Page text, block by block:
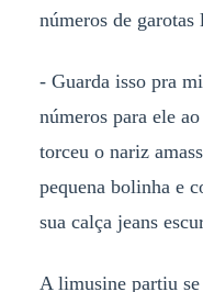
números de garotas
- Guarda isso pra
números para ele
torceu o nariz
pequena bolinha e
sua calça jeans
A limusine partiu